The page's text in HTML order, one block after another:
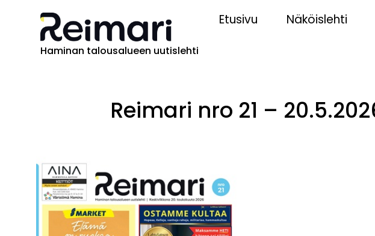
Haminan talousalueen uutislehti
Etusivu Näköislehti
Reimari nro 21 –